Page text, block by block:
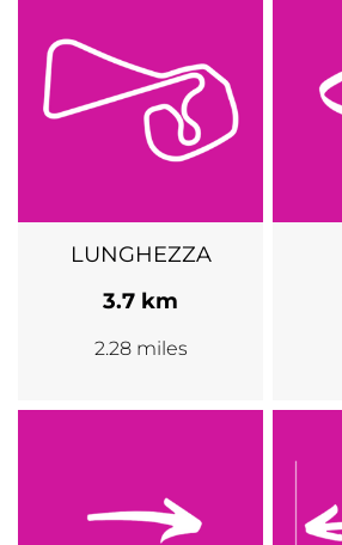
LUNGHEZZA
3.7 km
2.28 miles